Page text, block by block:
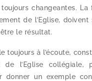
chan­geantes.
de l’Eglise, doivent
le résultat.
tou­jours à l’écoute,
de l’Eglise col­lé­giale,
don­ner un exemple